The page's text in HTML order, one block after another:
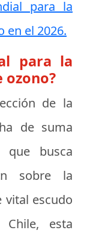
para la
en el 2026.
para la
ozono?
de la
de suma
que busca
sobre la
vital escudo
esta